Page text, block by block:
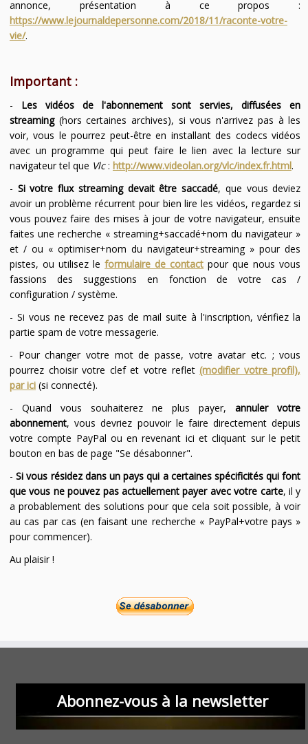
annonce, présentation à ce propos :
https://www.lejournaldepersonne.com/2018/11/raconte-votre-
vie/.
Important :
- Les vidéos de l'abonnement sont servies, diffusées en
streaming(hors certaines archives), si vous n'arrivez pas à les
voir, vous le pourrez peut-être en installant des codecs vidéos
avec un programme qui peut faire le lien avec la lecture sur
navigateur tel que Vlc: http://www.videolan.org/vlc/index.fr.html.
- Si votre flux streaming devait être saccadé, que vous deviez
avoir un problème récurrent pour bien lire les vidéos, regardez si
vous pouvez faire des mises à jour de votre navigateur, ensuite
faites une recherche « streaming+saccadé+nom du navigateur »
et / ou « optimiser+nom du navigateur+streaming » pour des
pistes, ou utilisez leformulaire de contact pour que nous vous
fassions des suggestions en fonction de votre cas /
configuration / système.
- Si vous ne recevez pas de mail suite à l'inscription, vérifiez la
partie spam de votre messagerie.
- Pour changer votre mot de passe, votre avatar etc. ; vous
pourrez choisir votre clef et votre reflet(modifier votre profil),
par ici(si connecté).
- Quand vous souhaiterez ne plus payer,annuler votre
abonnement, vous devriez pouvoir le faire directement depuis
votre compte PayPal ou en revenant ici et cliquant sur le petit
bouton en bas de page "Se désabonner".
-Si vous résidez dans un pays qui a certaines spécificités qui font
que vous ne pouvez pas actuellement payer avec votre carte, il y
a probablement des solutions pour que cela soit possible, à voir
au cas par cas (en faisant une recherche « PayPal+votre pays »
pour commencer).
Au plaisir !
Abonnez-vous à la newsletter